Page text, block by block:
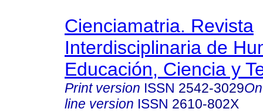
Cienciamatria. Revista
Interdisciplinaria de
Educación, Ciencia y
Print version ISSN 2542-3029
line version ISSN 2610-802X